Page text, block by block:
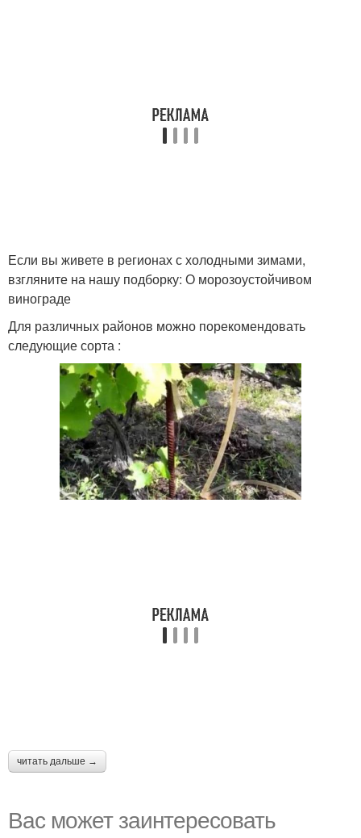
Если вы живете в регионах с холодными зимами,
взгляните на нашу подборку: О морозоустойчивом
винограде
Для различных районов можно порекомендовать
следующие сорта :
читать дальше →
Вас может заинтересовать